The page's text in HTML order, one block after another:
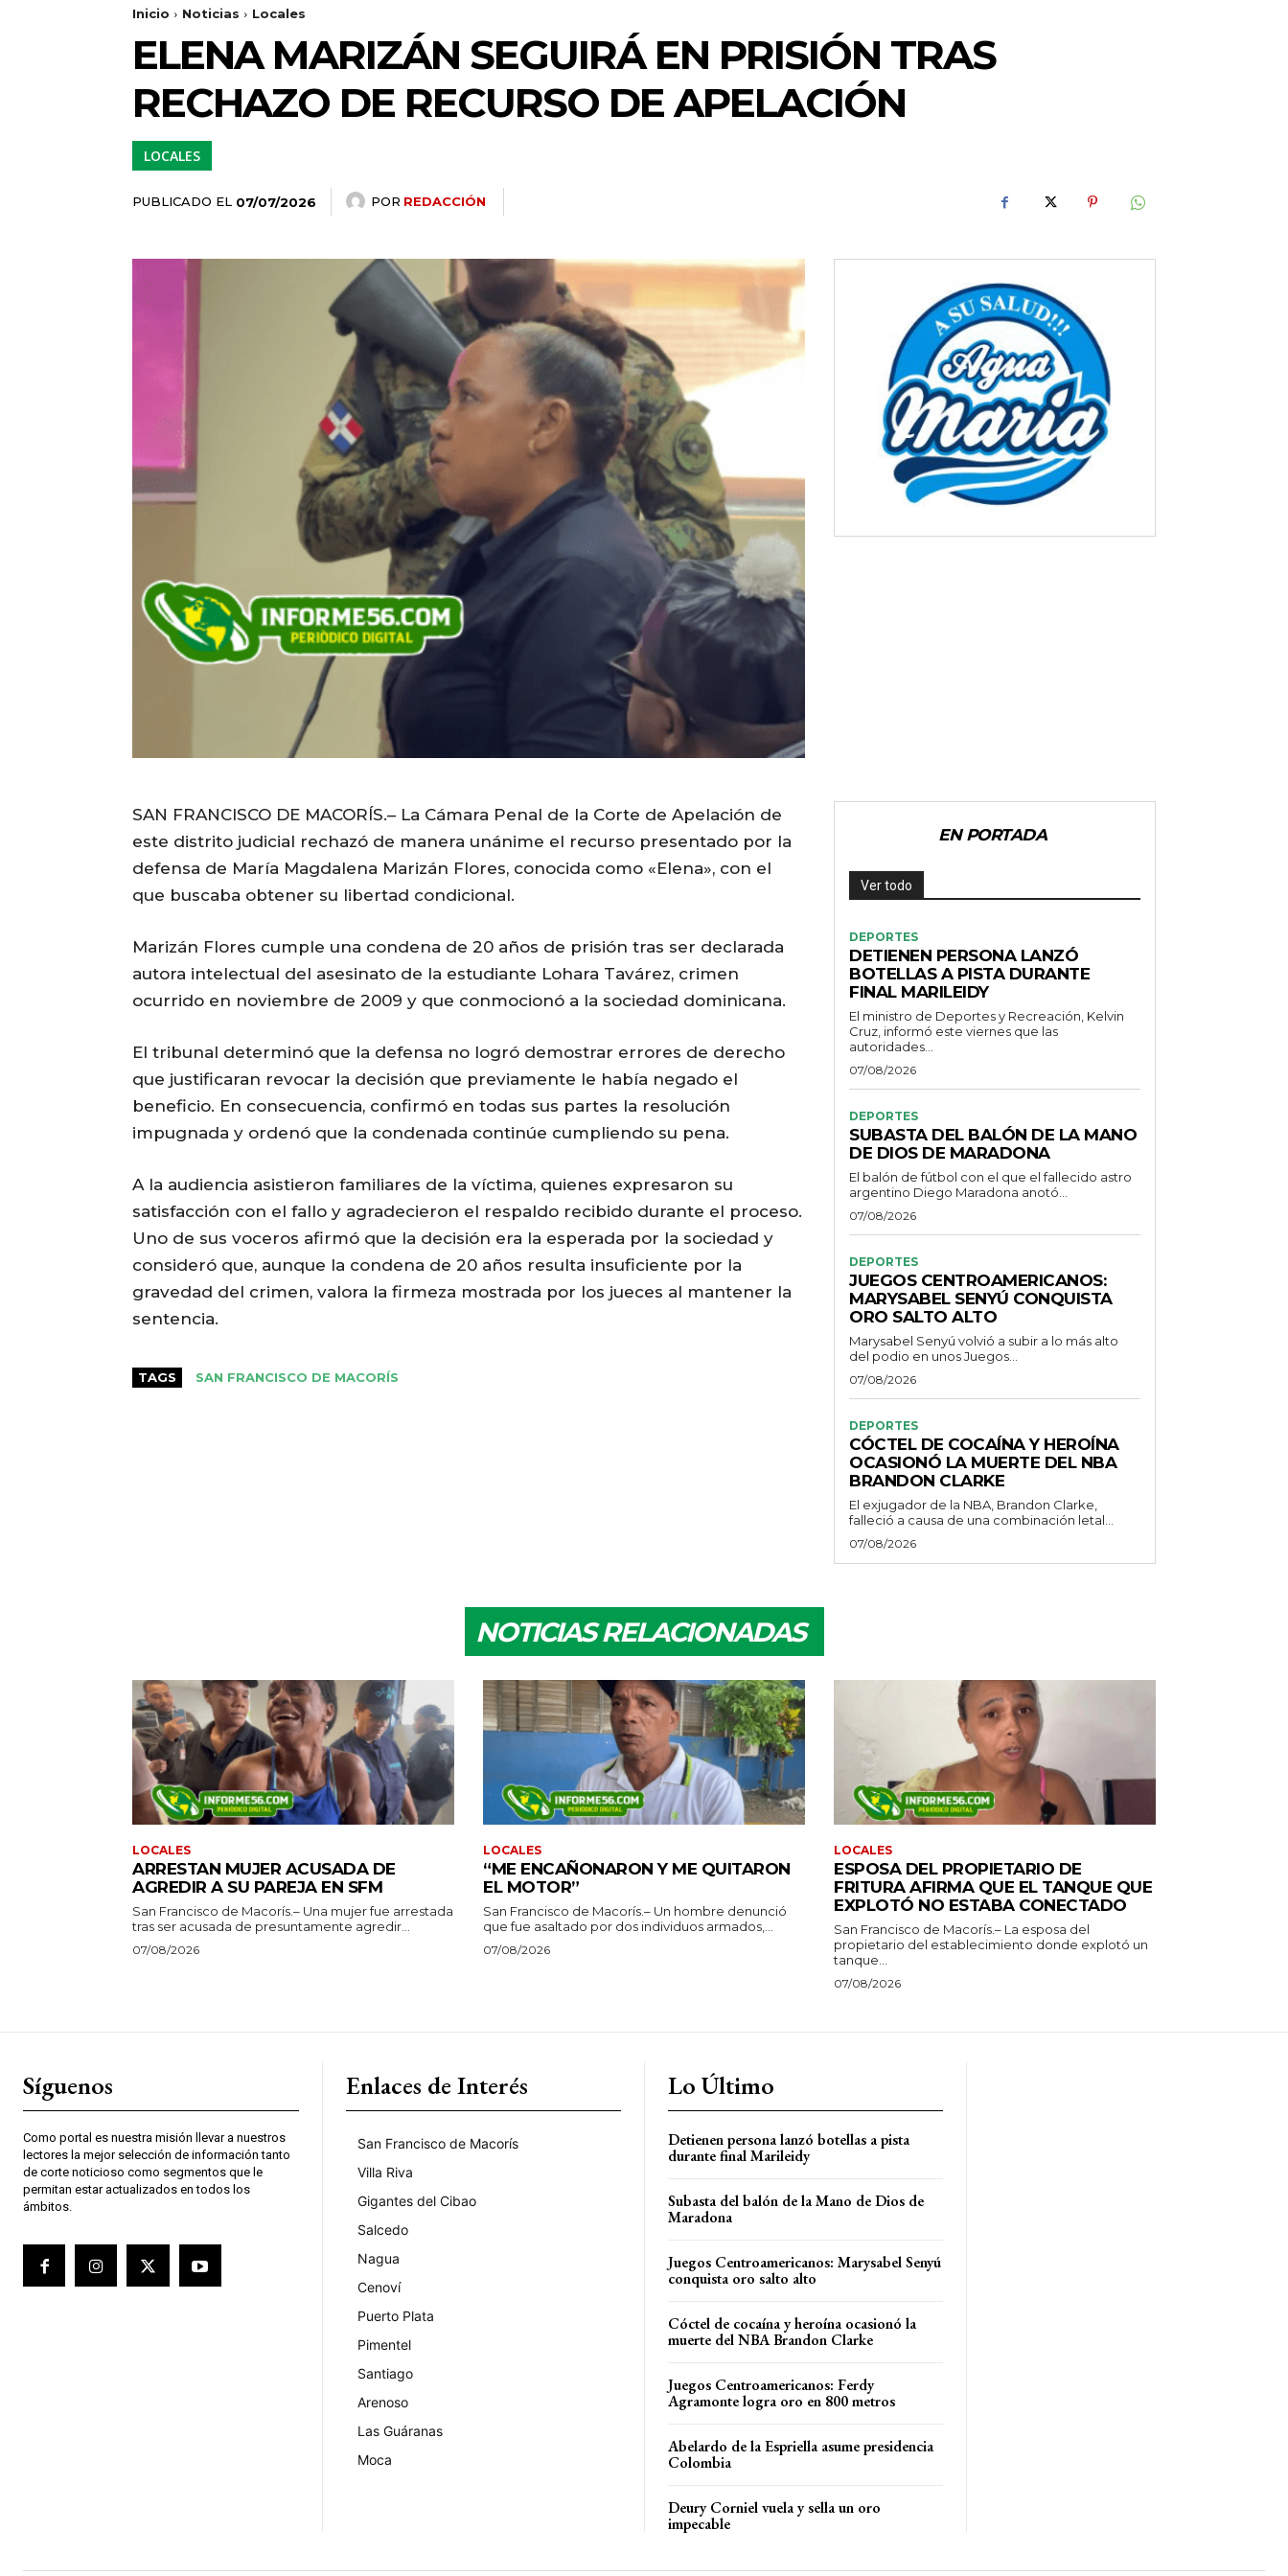
Inicio Noticias Locales
ELENA MARIZÁN SEGUIRÁ EN PRISIÓN TRAS
RECHAZO DE RECURSO DE APELACIÓN
LOCALES
PUBLICADO EL 07/07/2026 POR REDACCIÓN
SAN FRANCISCO DE MACORÍS.– La Cámara Penal de la Corte de Apelación de
este distrito judicial rechazó de manera unánime el recurso presentado por la
defensa de María Magdalena Marizán Flores, conocida como «Elena», con el
que buscaba obtener su libertad condicional.
Marizán Flores cumple una condena de 20 años de prisión tras ser declarada
autora intelectual del asesinato de la estudiante Lohara Tavárez, crimen
ocurrido en noviembre de 2009 y que conmocionó a la sociedad dominicana.
El tribunal determinó que la defensa no logró demostrar errores de derecho
que justificaran revocar la decisión que previamente le había negado el
beneficio. En consecuencia, confirmó en todas sus partes la resolución
impugnada y ordenó que la condenada continúe cumpliendo su pena.
A la audiencia asistieron familiares de la víctima, quienes expresaron su
satisfacción con el fallo y agradecieron el respaldo recibido durante el proceso.
Uno de sus voceros afirmó que la decisión era la esperada por la sociedad y
consideró que, aunque la condena de 20 años resulta insuficiente por la
gravedad del crimen, valora la firmeza mostrada por los jueces al mantener la
sentencia.
TAGS SAN FRANCISCO DE MACORÍS
EN PORTADA
Ver todo
DEPORTES
DETIENEN PERSONA LANZÓ
BOTELLAS A PISTA DURANTE
FINAL MARILEIDY
El ministro de Deportes y Recreación, Kelvin
Cruz, informó este viernes que las
autoridades...
07/08/2026
DEPORTES
SUBASTA DEL BALÓN DE LA MANO
DE DIOS DE MARADONA
El balón de fútbol con el que el fallecido astro
argentino Diego Maradona anotó...
07/08/2026
DEPORTES
JUEGOS CENTROAMERICANOS:
MARYSABEL SENYÚ CONQUISTA
ORO SALTO ALTO
Marysabel Senyú volvió a subir a lo más alto
del podio en unos Juegos...
07/08/2026
DEPORTES
CÓCTEL DE COCAÍNA Y HEROÍNA
OCASIONÓ LA MUERTE DEL NBA
BRANDON CLARKE
El exjugador de la NBA, Brandon Clarke,
falleció a causa de una combinación letal...
07/08/2026
NOTICIAS RELACIONADAS
LOCALES
ARRESTAN MUJER ACUSADA DE
AGREDIR A SU PAREJA EN SFM
San Francisco de Macorís.– Una mujer fue arrestada
tras ser acusada de presuntamente agredir...
07/08/2026
LOCALES
“ME ENCAÑONARON Y ME QUITARON
EL MOTOR”
San Francisco de Macorís.– Un hombre denunció
que fue asaltado por dos individuos armados,...
07/08/2026
LOCALES
ESPOSA DEL PROPIETARIO DE
FRITURA AFIRMA QUE EL TANQUE QUE
EXPLOTÓ NO ESTABA CONECTADO
San Francisco de Macorís.– La esposa del
propietario del establecimiento donde explotó un
tanque...
07/08/2026
Síguenos
Como portal es nuestra misión llevar a nuestros
lectores la mejor selección de información tanto
de corte noticioso como segmentos que le
permitan estar actualizados en todos los
ámbitos.
Enlaces de Interés
San Francisco de Macorís
Villa Riva
Gigantes del Cibao
Salcedo
Nagua
Cenoví
Puerto Plata
Pimentel
Santiago
Arenoso
Las Guáranas
Moca
Lo Último
Detienen persona lanzó botellas a pista
durante final Marileidy
Subasta del balón de la Mano de Dios de
Maradona
Juegos Centroamericanos: Marysabel Senyú
conquista oro salto alto
Cóctel de cocaína y heroína ocasionó la
muerte del NBA Brandon Clarke
Juegos Centroamericanos: Ferdy
Agramonte logra oro en 800 metros
Abelardo de la Espriella asume presidencia
Colombia
Deury Corniel vuela y sella un oro
impecable